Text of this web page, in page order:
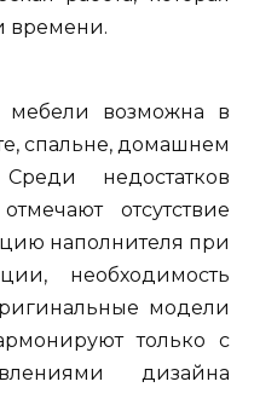
времени.
мебели возможна в
спальне, домашнем
недостатков
отсутствие
наполнителя при
необходимость
модели
только с
дизайна